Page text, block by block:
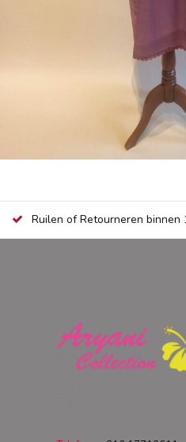
Ruilen of Retourneren binnen